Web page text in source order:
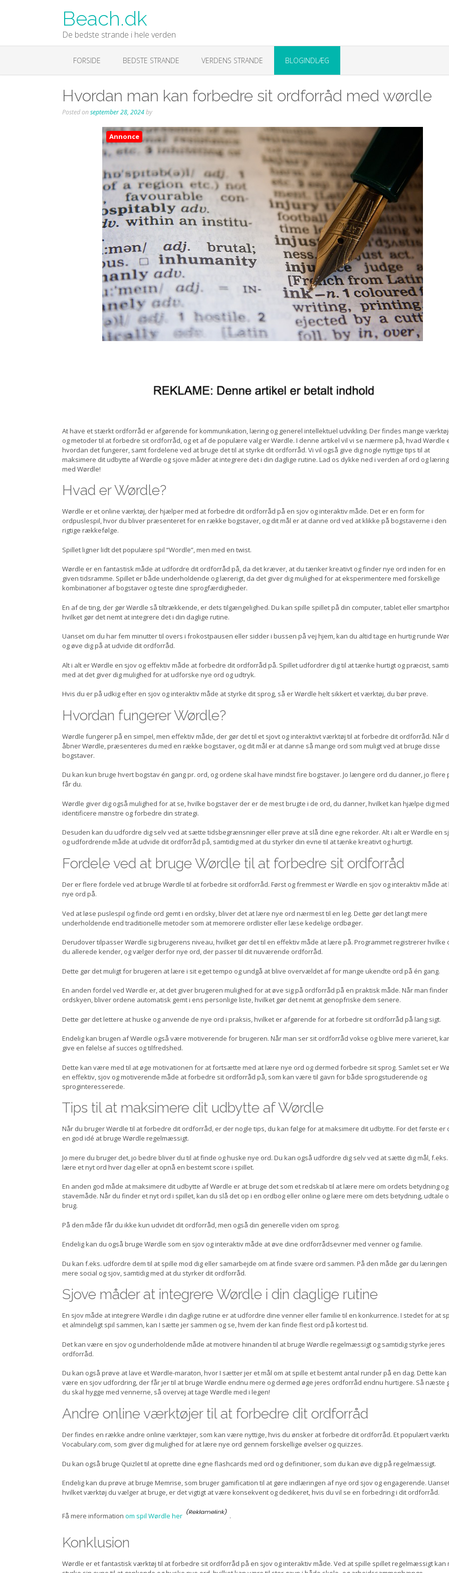
Beach.dk
De bedste strande i hele verden
FORSIDE BEDSTE STRANDE VERDENS STRANDE BLOGINDLÆG
Hvordan man kan forbedre sit ordforråd med wørdle
Posted onseptember 28, 2024by
Annonce
At have et stærkt ordforråd er afgørende for kommunikation, læring og generel intellektuel udvikling. Der findes mange
og metoder til at forbedre sit ordforråd, og et af de populære valg er Wørdle. I denne artikel vil vi se nærmere på, hvad Wørdle
hvordan det fungerer, samt fordelene ved at bruge det til at styrke dit ordforråd. Vi vil også give dig nogle nyttige tips til at
maksimere dit udbytte af Wørdle og sjove måder at integrere det i din daglige rutine. Lad os dykke ned i verden af ord og læring
med Wørdle!
Hvad er Wørdle?
Wørdle er et online værktøj, der hjælper med at forbedre dit ordforråd på en sjov og interaktiv måde. Det er en form for
ordpuslespil, hvor du bliver præsenteret for en række bogstaver, og dit mål er at danne ord ved at klikke på bogstaverne i den
rigtige rækkefølge.
Spillet ligner lidt det populære spil “Wordle”, men med en twist.
Wørdle er en fantastisk måde at udfordre dit ordforråd på, da det kræver, at du tænker kreativt og finder nye ord inden for en
given tidsramme. Spillet er både underholdende og lærerigt, da det giver dig mulighed for at eksperimentere med forskellige
kombinationer af bogstaver og teste dine sprogfærdigheder.
En af de ting, der gør Wørdle så tiltrækkende, er dets tilgængelighed. Du kan spille spillet på din computer, tablet eller
hvilket gør det nemt at integrere det i din daglige rutine.
Uanset om du har fem minutter til overs i frokostpausen eller sidder i bussen på vej hjem, kan du altid tage en hurtig runde
og øve dig på at udvide dit ordforråd.
Alt i alt er Wørdle en sjov og effektiv måde at forbedre dit ordforråd på. Spillet udfordrer dig til at tænke hurtigt og præcist,
med at det giver dig mulighed for at udforske nye ord og udtryk.
Hvis du er på udkig efter en sjov og interaktiv måde at styrke dit sprog, så er Wørdle helt sikkert et værktøj, du bør prøve.
Hvordan fungerer Wørdle?
Wørdle fungerer på en simpel, men effektiv måde, der gør det til et sjovt og interaktivt værktøj til at forbedre dit ordforråd. Når
åbner Wørdle, præsenteres du med en række bogstaver, og dit mål er at danne så mange ord som muligt ved at bruge disse
bogstaver.
Du kan kun bruge hvert bogstav én gang pr. ord, og ordene skal have mindst fire bogstaver. Jo længere ord du danner, jo flere
får du.
Wørdle giver dig også mulighed for at se, hvilke bogstaver der er de mest brugte i de ord, du danner, hvilket kan hjælpe dig
identificere mønstre og forbedre din strategi.
Desuden kan du udfordre dig selv ved at sætte tidsbegrænsninger eller prøve at slå dine egne rekorder. Alt i alt er Wørdle en
og udfordrende måde at udvide dit ordforråd på, samtidig med at du styrker din evne til at tænke kreativt og hurtigt.
Fordele ved at bruge Wørdle til at forbedre sit ordforråd
Der er flere fordele ved at bruge Wørdle til at forbedre sit ordforråd. Først og fremmest er Wørdle en sjov og interaktiv måde
nye ord på.
Ved at løse puslespil og finde ord gemt i en ordsky, bliver det at lære nye ord nærmest til en leg. Dette gør det langt mere
underholdende end traditionelle metoder som at memorere ordlister eller læse kedelige ordbøger.
Derudover tilpasser Wørdle sig brugerens niveau, hvilket gør det til en effektiv måde at lære på. Programmet registrerer hvilke
du allerede kender, og vælger derfor nye ord, der passer til dit nuværende ordforråd.
Dette gør det muligt for brugeren at lære i sit eget tempo og undgå at blive overvældet af for mange ukendte ord på én gang.
En anden fordel ved Wørdle er, at det giver brugeren mulighed for at øve sig på ordforråd på en praktisk måde. Når man finder
ordskyen, bliver ordene automatisk gemt i ens personlige liste, hvilket gør det nemt at genopfriske dem senere.
Dette gør det lettere at huske og anvende de nye ord i praksis, hvilket er afgørende for at forbedre sit ordforråd på lang sigt.
Endelig kan brugen af Wørdle også være motiverende for brugeren. Når man ser sit ordforråd vokse og blive mere varieret,
give en følelse af succes og tilfredshed.
Dette kan være med til at øge motivationen for at fortsætte med at lære nye ord og dermed forbedre sit sprog. Samlet set er
en effektiv, sjov og motiverende måde at forbedre sit ordforråd på, som kan være til gavn for både sprogstuderende og
sproginteresserede.
Tips til at maksimere dit udbytte af Wørdle
Når du bruger Wørdle til at forbedre dit ordforråd, er der nogle tips, du kan følge for at maksimere dit udbytte. For det første er
en god idé at bruge Wørdle regelmæssigt.
Jo mere du bruger det, jo bedre bliver du til at finde og huske nye ord. Du kan også udfordre dig selv ved at sætte dig mål,
lære et nyt ord hver dag eller at opnå en bestemt score i spillet.
En anden god måde at maksimere dit udbytte af Wørdle er at bruge det som et redskab til at lære mere om ordets betydning og
stavemåde. Når du finder et nyt ord i spillet, kan du slå det op i en ordbog eller online og lære mere om dets betydning, udtale
brug.
På den måde får du ikke kun udvidet dit ordforråd, men også din generelle viden om sprog.
Endelig kan du også bruge Wørdle som en sjov og interaktiv måde at øve dine ordforrådsevner med venner og familie.
Du kan f.eks. udfordre dem til at spille mod dig eller samarbejde om at finde svære ord sammen. På den måde gør du læringen
mere social og sjov, samtidig med at du styrker dit ordforråd.
Sjove måder at integrere Wørdle i din daglige rutine
En sjov måde at integrere Wørdle i din daglige rutine er at udfordre dine venner eller familie til en konkurrence. I stedet for at
et almindeligt spil sammen, kan I sætte jer sammen og se, hvem der kan finde flest ord på kortest tid.
Det kan være en sjov og underholdende måde at motivere hinanden til at bruge Wørdle regelmæssigt og samtidig styrke jeres
ordforråd.
Du kan også prøve at lave et Wørdle-maraton, hvor I sætter jer et mål om at spille et bestemt antal runder på en dag. Dette kan
være en sjov udfordring, der får jer til at bruge Wørdle endnu mere og dermed øge jeres ordforråd endnu hurtigere. Så næste
du skal hygge med vennerne, så overvej at tage Wørdle med i legen!
Andre online værktøjer til at forbedre dit ordforråd
Der findes en række andre online værktøjer, som kan være nyttige, hvis du ønsker at forbedre dit ordforråd. Et populært
Vocabulary.com, som giver dig mulighed for at lære nye ord gennem forskellige øvelser og quizzes.
Du kan også bruge Quizlet til at oprette dine egne flashcards med ord og definitioner, som du kan øve dig på regelmæssigt.
Endelig kan du prøve at bruge Memrise, som bruger gamification til at gøre indlæringen af nye ord sjov og engagerende.
hvilket værktøj du vælger at bruge, er det vigtigt at være konsekvent og dedikeret, hvis du vil se en forbedring i dit ordforråd.
Få mere information om spil Wørdle her .
Konklusion
Wørdle er et fantastisk værktøj til at forbedre sit ordforråd på en sjov og interaktiv måde. Ved at spille spillet regelmæssigt kan